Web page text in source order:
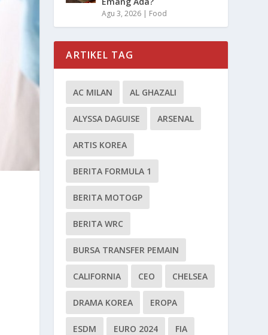
Agu 3, 2026 | Food
ARTIKEL TAG
AC MILAN AL GHAZALI
ALYSSA DAGUISE ARSENAL
ARTIS KOREA
BERITA FORMULA 1
BERITA MOTOGP
BERITA WRC
BURSA TRANSFER PEMAIN
CALIFORNIA CEO CHELSEA
DRAMA KOREA EROPA
ESDM EURO 2024 FIA